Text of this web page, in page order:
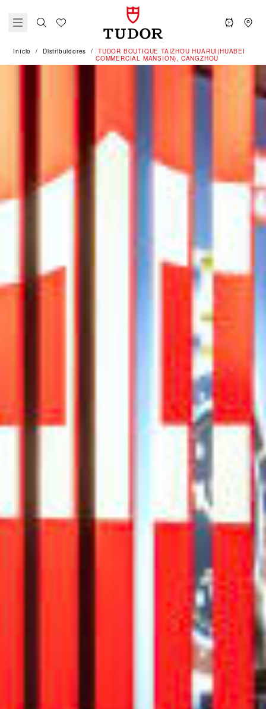
Início Distribuidores
‭TUDOR BOUTIQUE TAIZHOU HUARUI(HUABEI
COMMERCIAL MANSION), CANGZHOU‬